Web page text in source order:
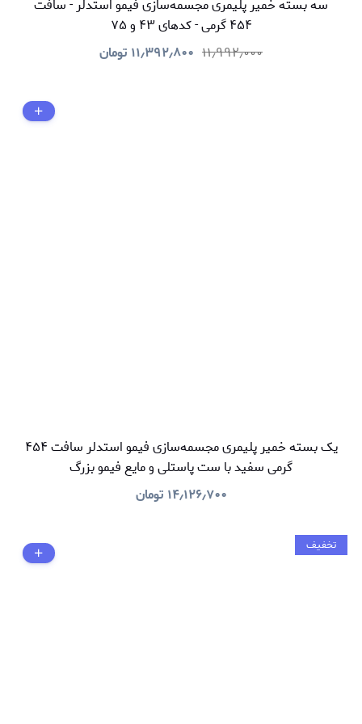
سه بسته خمیر پلیمری مجسمه‌سازی فیمو استدلر - سافت
۴۵۴ گرمی - کدهای ۴۳ و ۷۵
۱۱٫۹۹۲٫۰۰۰ ۱۱٫۳۹۲٫۸۰۰ تومان
یک بسته خمیر پلیمری مجسمه‌سازی فیمو استدلر سافت ۴۵۴
گرمی سفید با ست پاستلی و مایع فیمو بزرگ
۱۴٫۱۲۶٫۷۰۰ تومان
تخفیف